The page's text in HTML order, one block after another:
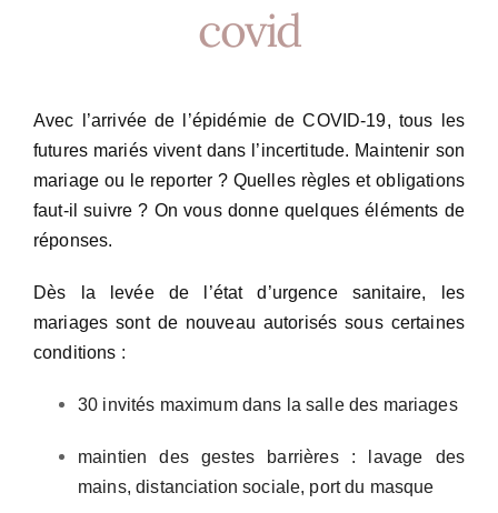
covid
Avec l’arrivée de l’épidémie de COVID-19, tous les
futures mariés vivent dans l’incertitude. Maintenir son
mariage ou le reporter ? Quelles règles et obligations
faut-il suivre ? On vous donne quelques éléments de
réponses.
Dès la levée de l’état d’urgence sanitaire, les
mariages sont de nouveau autorisés sous certaines
conditions :
30 invités maximum dans la salle des mariages
maintien des gestes barrières : lavage des
mains, distanciation sociale, port du masque